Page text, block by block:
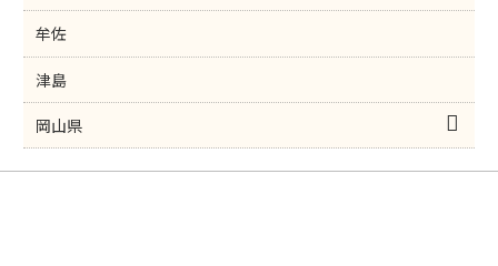
牟佐
津島
岡山県